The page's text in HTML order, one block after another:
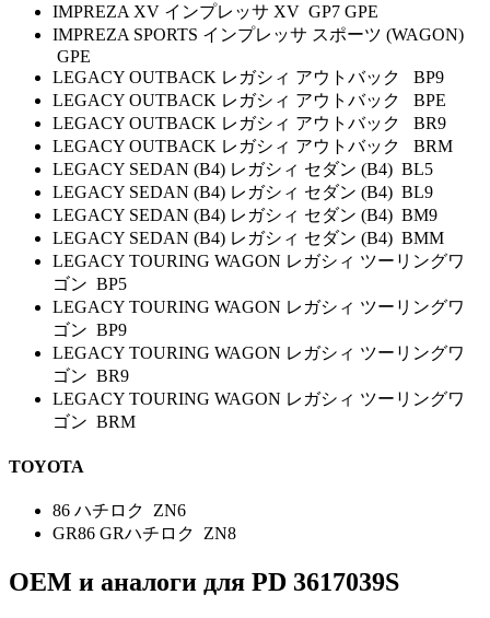
IMPREZA XV インプレッサ XV GP7 GPE
IMPREZA SPORTS インプレッサ スポーツ (WAGON)
GPE
LEGACY OUTBACK レガシィ アウトバック BP9
LEGACY OUTBACK レガシィ アウトバック BPE
LEGACY OUTBACK レガシィ アウトバック BR9
LEGACY OUTBACK レガシィ アウトバック BRM
LEGACY SEDAN (B4) レガシィ セダン (B4) BL5
LEGACY SEDAN (B4) レガシィ セダン (B4) BL9
LEGACY SEDAN (B4) レガシィ セダン (B4) BM9
LEGACY SEDAN (B4) レガシィ セダン (B4) BMM
LEGACY TOURING WAGON レガシィ ツーリングワ
ゴン BP5
LEGACY TOURING WAGON レガシィ ツーリングワ
ゴン BP9
LEGACY TOURING WAGON レガシィ ツーリングワ
ゴン BR9
LEGACY TOURING WAGON レガシィ ツーリングワ
ゴン BRM
TOYOTA
86 ハチロク ZN6
GR86 GRハチロク ZN8
OEM и аналоги для PD 3617039S